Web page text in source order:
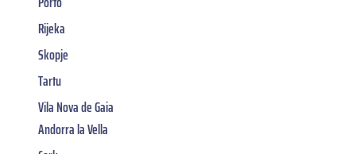
Rijeka
Skopje
Tartu
Vila Nova de Gaia
Andorra la Vella